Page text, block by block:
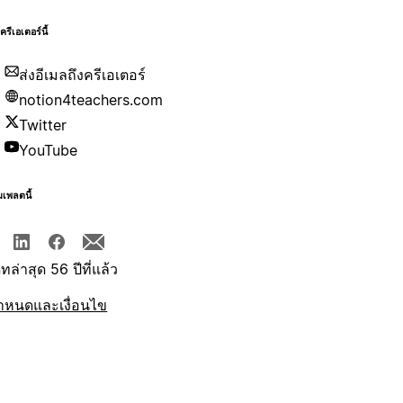
รีเอเตอร์นี้
ส่งอีเมลถึงครีเอเตอร์
notion4teachers.com
Twitter
YouTube
เพลตนี้
ทล่าสุด 56 ปีที่แล้ว
นดและเงื่อนไข